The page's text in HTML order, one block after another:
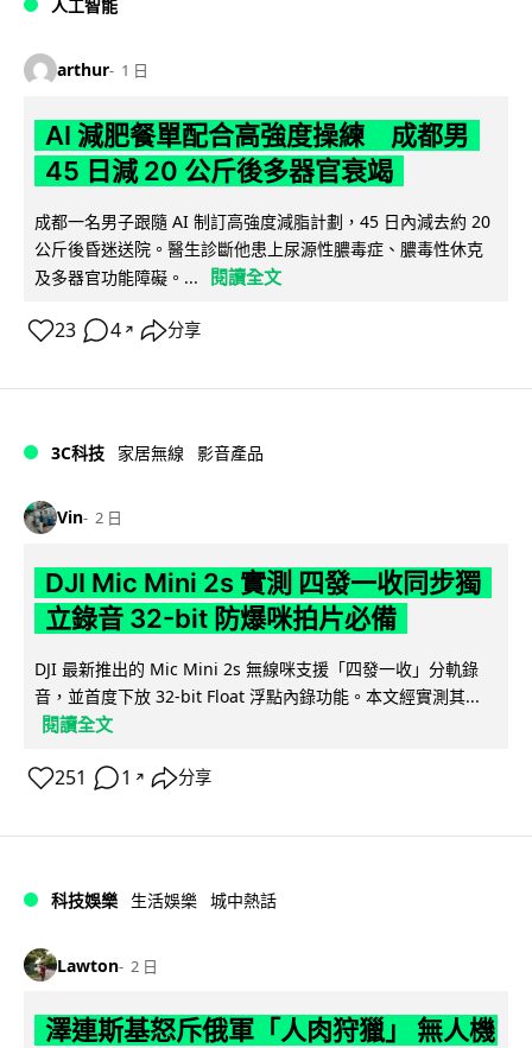
人工智能
arthur 1 日
AI 減肥餐單配合高強度操練 成都男
45 日減 20 公斤後多器官衰竭
成都一名男子跟隨 AI 制訂高強度減脂計劃，45 日內減去約 20
公斤後昏迷送院。醫生診斷他患上尿源性膿毒症、膿毒性休克
及多器官功能障礙。...
閱讀全文
23 4 ↗ 分享
3C科技 家居無線 影音產品
Vin 2 日
DJI Mic Mini 2s 實測 四發一收同步獨
立錄音 32-bit 防爆咪拍片必備
DJI 最新推出的 Mic Mini 2s 無線咪支援「四發一收」分軌錄
音，並首度下放 32-bit Float 浮點內錄功能。本文經實測其...
閱讀全文
251 1 ↗ 分享
科技娛樂 生活娛樂 城中熱話
Lawton 2 日
澤連斯基怒斥俄軍「人肉狩獵」 無人機